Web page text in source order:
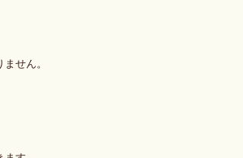
せん。